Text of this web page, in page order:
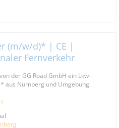
(m/w/d)* | CE |
Fernverkehr
der GG Road GmbH ein Lkw-
aus Nürnberg und Umgebung